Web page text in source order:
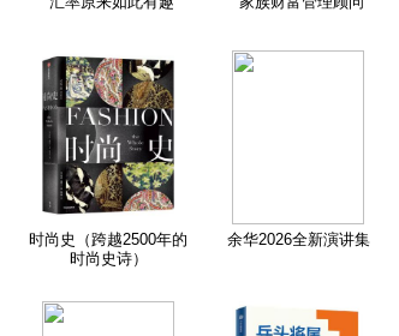
时尚史（跨越2500年的
时尚史诗）
余华2026全新演讲集